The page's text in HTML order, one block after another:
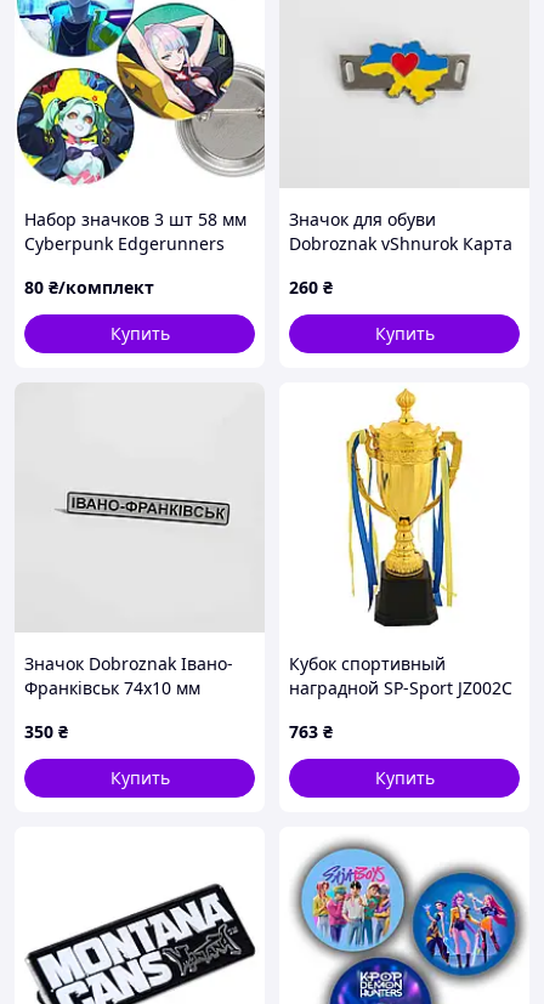
Набор значков 3 шт 58 мм
Cyberpunk Edgerunners
80 ₴/комплект
Купить
Значок для обуви
Dobroznak vShnurok Карта
мм Желто-голубой (3072)
260 ₴
Купить
Значок Dobroznak Івано-
Франківськ 74х10 мм
350 ₴
Купить
Кубок спортивный
наградной SP-Sport JZ002C
763 ₴
Купить